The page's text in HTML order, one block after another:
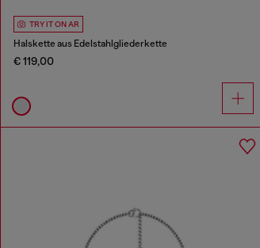
TRY IT ON AR
Halskette aus Edelstahlgliederkette
€ 119,00